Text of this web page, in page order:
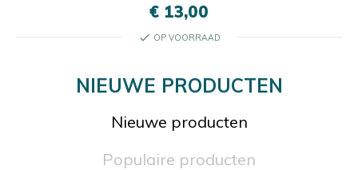
€ 13,00
check OP VOORRAAD
NIEUWE PRODUCTEN
Nieuwe producten
Populaire producten